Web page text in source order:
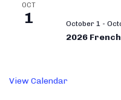
OCT
1 October 1 -
2026
View Calendar